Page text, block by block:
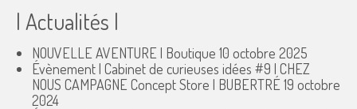
| Actualités |
NOUVELLE AVENTURE | Boutique 10 octobre 2025
Évènement | Cabinet de curieuses idées #9 | CHEZ
NOUS CAMPAGNE Concept Store | BUBERTRÉ 19 octobre
2024